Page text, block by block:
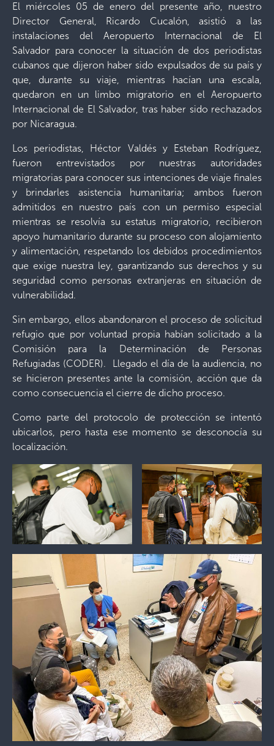
El miércoles 05 de enero del presente año, nuestro
Director General, Ricardo Cucalón, asistió a las
instalaciones del Aeropuerto Internacional de El
Salvador para conocer la situación de dos periodistas
cubanos que dijeron haber sido expulsados de su país y
que, durante su viaje, mientras hacían una escala,
quedaron en un limbo migratorio en el Aeropuerto
Internacional de El Salvador, tras haber sido rechazados
por Nicaragua.
Los periodistas, Héctor Valdés y Esteban Rodríguez,
fueron entrevistados por nuestras autoridades
migratorias para conocer sus intenciones de viaje finales
y brindarles asistencia humanitaria; ambos fueron
admitidos en nuestro país con un permiso especial
mientras se resolvía su estatus migratorio, recibieron
apoyo humanitario durante su proceso con alojamiento
y alimentación, respetando los debidos procedimientos
que exige nuestra ley, garantizando sus derechos y su
seguridad como personas extranjeras en situación de
vulnerabilidad.
Sin embargo, ellos abandonaron el proceso de solicitud
refugio que por voluntad propia habían solicitado a la
Comisión para la Determinación de Personas
Refugiadas (CODER). Llegado el día de la audiencia, no
se hicieron presentes ante la comisión, acción que da
como consecuencia el cierre de dicho proceso.
Como parte del protocolo de protección se intentó
ubicarlos, pero hasta ese momento se desconocía su
localización.